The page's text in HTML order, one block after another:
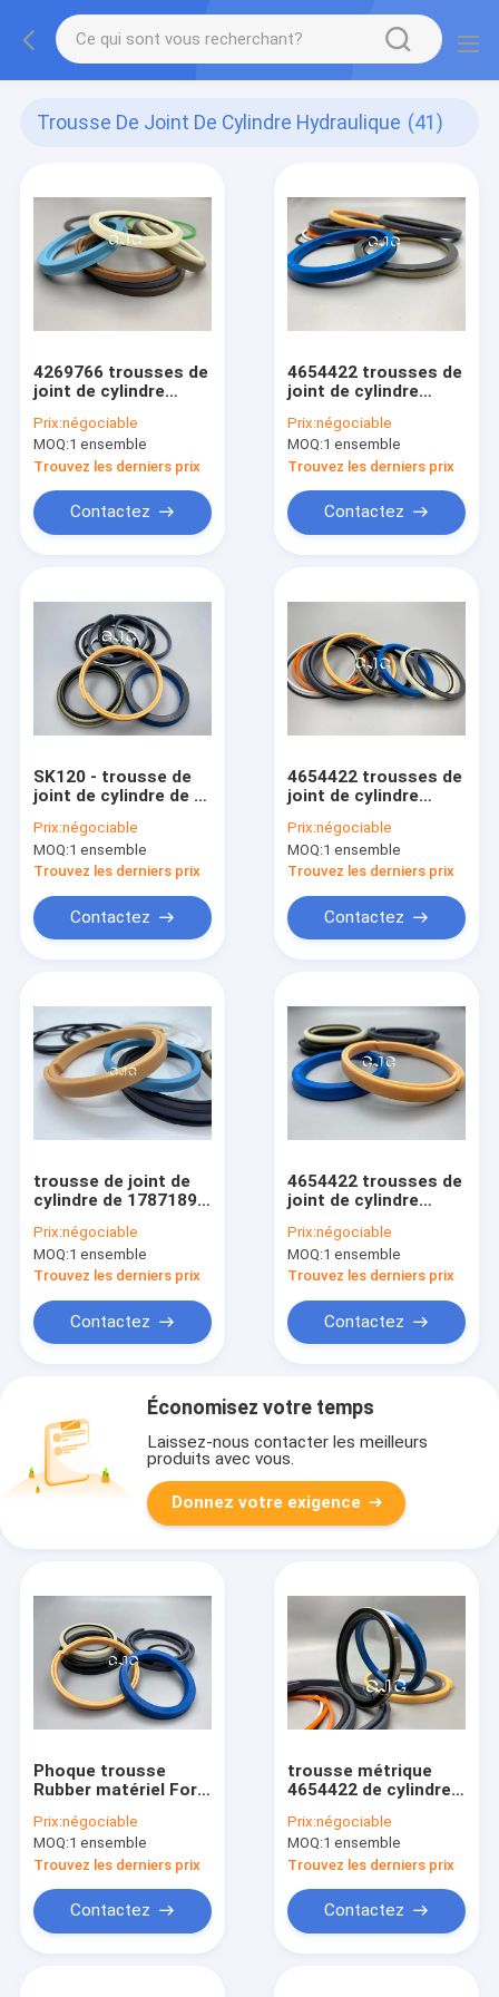
Trousse De Joint De Cylindre Hydraulique (41)
4269766 trousses de
joint de cylindre
Prix:négociable
MOQ:1 ensemble
Trouvez les derniers prix
Contactez
4654422 trousses de
joint de cylindre
Prix:négociable
MOQ:1 ensemble
Trouvez les derniers prix
Contactez
SK120 - trousse de
joint de cylindre de 5
Prix:négociable
MOQ:1 ensemble
Trouvez les derniers prix
Contactez
4654422 trousses de
joint de cylindre
Prix:négociable
MOQ:1 ensemble
Trouvez les derniers prix
Contactez
trousse de joint de
cylindre de 1787189
Prix:négociable
MOQ:1 ensemble
Trouvez les derniers prix
Contactez
4654422 trousses de
joint de cylindre
Ring Seal For
ZAX200-3 SK07-N2
Prix:négociable
MOQ:1 ensemble
Trouvez les derniers prix
Contactez
Économisez votre temps
Laissez-nous contacter les meilleurs
produits avec vous.
Donnez votre exigence
Phoque trousse
Rubber matériel For
hydraulique de
nitriles
Prix:négociable
MOQ:1 ensemble
Trouvez les derniers prix
Contactez
trousse métrique
4654422 de cylindre
rivages pour le
matériel de ZAX200-3
NBR
Prix:négociable
MOQ:1 ensemble
Trouvez les derniers prix
Contactez